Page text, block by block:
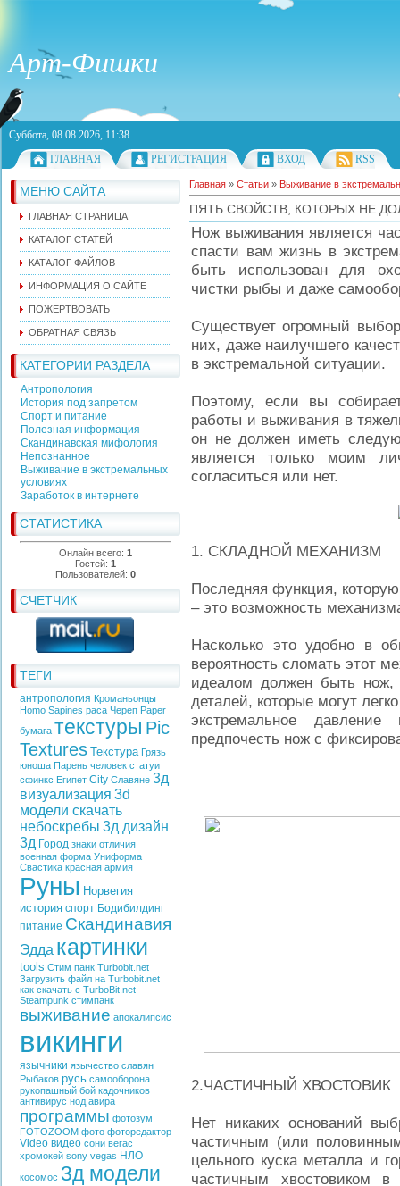
Арт-Фишки
Суббота, 08.08.2026, 11:38
ГЛАВНАЯ
РЕГИСТРАЦИЯ ВХОД RSS
МЕНЮ САЙТА
ГЛАВНАЯ СТРАНИЦА
КАТАЛОГ СТАТЕЙ
КАТАЛОГ ФАЙЛОВ
ИНФОРМАЦИЯ О САЙТЕ
ПОЖЕРТВОВАТЬ
ОБРАТНАЯ СВЯЗЬ
КАТЕГОРИИ РАЗДЕЛА
Антропология
История под запретом
Спорт и питание
Полезная информация
Скандинавская мифология
Непознанное
Выживание в экстремальных
условиях
Заработок в интернете
СТАТИСТИКА
Онлайн всего: 1
Гостей: 1
Пользователей: 0
СЧЕТЧИК
ТЕГИ
антропология Кроманьонцы
Homo Sapines раса Череп Paper
бумага текстуры Pic
Textures Текстура Грязь
юноша Парень человек статуи
сфинкс Египет City Славяне 3д
визуализация 3d
модели скачать
небоскребы 3д дизайн
3д Город знаки отличия
военная форма Униформа
Свастика красная армия
Руны Норвегия
история спорт Бодибилдинг
питание Скандинавия
Эдда картинки
tools Стим панк Turbobit.net
Загрузить файл на Turbobit.net
как скачать с TurboBit.net
Steampunk стимпанк
выживание апокалипсис
викинги
язычники язычество славян
Рыбаков русь самооборона
рукопашный бой кадочников
антивирус нод авира
программы фотозум
FOTOZOOM фото фоторедактор
Video видео сони вегас
хромокей sony vegas НЛО
косомос 3д модели
Главная » Статьи » Выживание в
ПЯТЬ СВОЙСТВ, КОТОРЫХ НЕ
Нож выживания является
спасти вам жизнь в
быть использован для
чистки рыбы и даже
Существует огромный
них, даже наилучшего
в экстремальной ситуации.
Поэтому, если вы
работы и выживания в
он не должен иметь
является только моим
согласиться или нет.
1. СКЛАДНОЙ МЕХАНИЗМ
Последняя функция,
– это возможность
Насколько это удобно в
вероятность сломать этот
идеалом должен быть нож,
деталей, которые могут
экстремальное
предпочесть нож с
2.ЧАСТИЧНЫЙ ХВОСТОВИК
Нет никаких оснований
частичным (или
цельного куска металла и
частичным хвостовиком